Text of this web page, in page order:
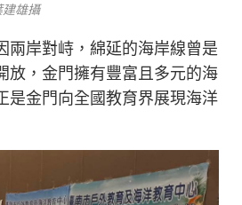
雄攝
兩岸對峙，綿延的海岸線曾是
放，金門擁有豐富且多元的海
是金門向全國教育界展現海洋